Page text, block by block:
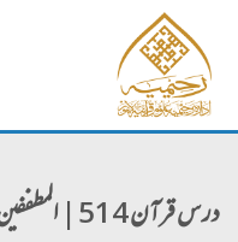
درس قرآن 514 | المطففین | مفتی عبدالخالق آزاد رائے پوری